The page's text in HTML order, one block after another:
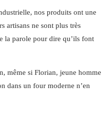
nos produits ont une
artisans ne sont plus très
la parole pour dire qu’ils font
même si Florian, jeune homme
dans un four moderne n’en